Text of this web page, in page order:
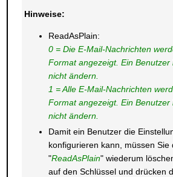
Hinweise:
ReadAsPlain:
0 = Die E-Mail-Nachrichten
Format angezeigt. Ein Benutzer
nicht ändern.
1 = Alle E-Mail-Nachrichten
Format angezeigt. Ein Benutzer
nicht ändern.
Damit ein Benutzer die
konfigurieren kann, müssen Sie
"ReadAsPlain" wiederum
auf den Schlüssel und drücken